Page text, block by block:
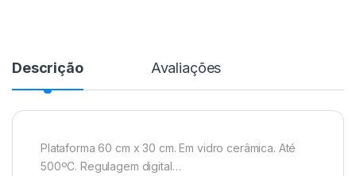
Descrição Avaliações
Plataforma 60 cm x 30 cm. Em vidro cerâmica. Até
500ºC. Regulagem digital…